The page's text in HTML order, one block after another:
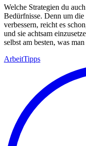
Welche Strategien du
Bedürfnisse. Denn um
verbessern, reicht es
und sie achtsam
selbst am besten, was
ArbeitTipps